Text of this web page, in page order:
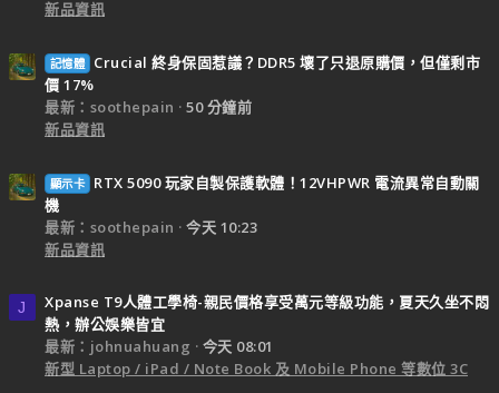
新品資訊
記憶體
Crucial 終身保固惹議？DDR5 壞了只退原購價，但僅剩市
價 17%
最新：soothepain
50 分鐘前
新品資訊
顯示卡
RTX 5090 玩家自製保護軟體！12VHPWR 電流異常自動關
機
最新：soothepain
今天 10:23
新品資訊
J
Xpanse T9人體工學椅-親民價格享受萬元等級功能，夏天久坐不悶
熱，辦公娛樂皆宜
最新：johnuahuang
今天 08:01
新型 Laptop / iPad / Note Book 及 Mobile Phone 等數位 3C